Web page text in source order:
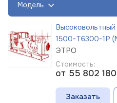
Модель
1500-Т6300-1Р
ЭТРО
Стоимость:
от 55 802 180
Заказать